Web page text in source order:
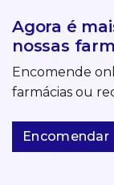
Agora é
nossas
Encomende
farmácias ou
Encomendar